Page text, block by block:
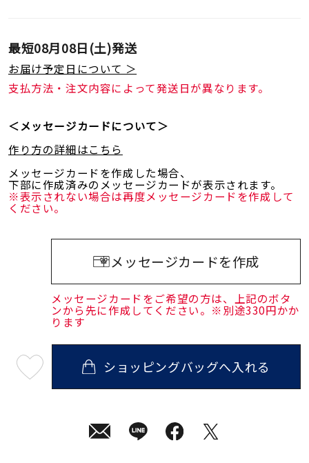
在庫 在庫ありのみ すべて表示
最短08月08日(土)発送
お届け予定日について ＞
支払方法・注文内容によって発送日が異なります。
＜メッセージカードについて＞
作り方の詳細はこちら
メッセージカードを作成した場合、
下部に作成済みのメッセージカードが表示されます。
※表示されない場合は再度メッセージカードを作成して
ください。
メッセージカードを作成
メッセージカードをご希望の方は、上記のボタ
ンから先に作成してください。※別途330円かか
ります
08
ショッピングバッグへ入れる